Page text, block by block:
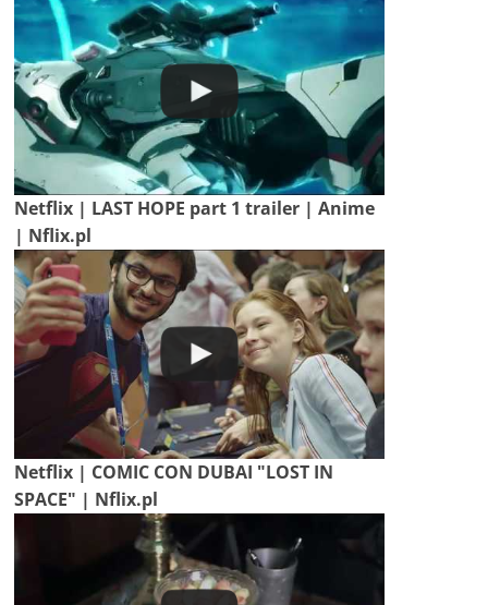
Netflix | LAST HOPE part 1 trailer | Anime
| Nflix.pl
Netflix | COMIC CON DUBAI "LOST IN
SPACE" | Nflix.pl